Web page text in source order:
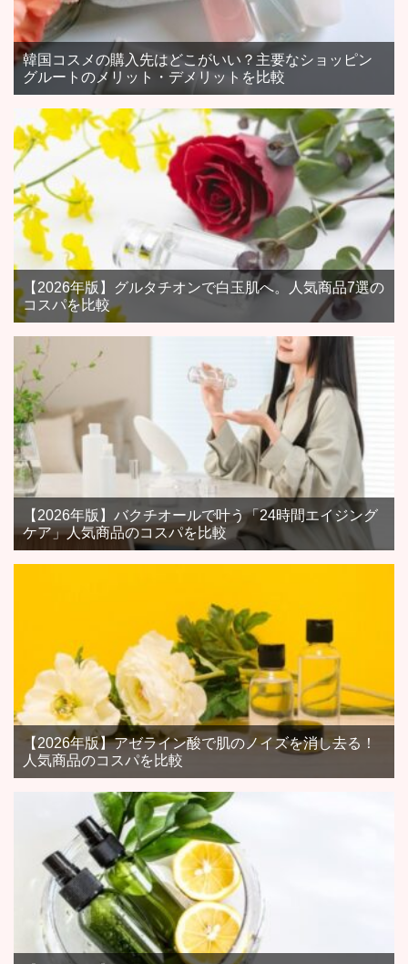
韓国コスメの購入先はどこがいい？主要なショッピン
グルートのメリット・デメリットを比較
【2026年版】グルタチオンで白玉肌へ。人気商品7選の
コスパを比較
【2026年版】バクチオールで叶う「24時間エイジング
ケア」人気商品のコスパを比較
【2026年版】アゼライン酸で肌のノイズを消し去る！
人気商品のコスパを比較